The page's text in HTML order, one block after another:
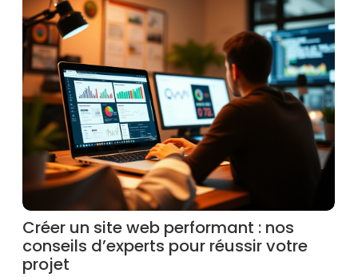
Créer un site web performant : nos
conseils d’experts pour réussir votre
projet